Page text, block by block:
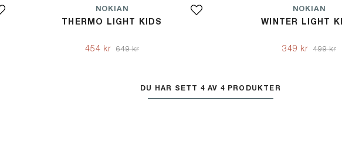
NOKIAN
THERMO LIGHT KIDS
454 kr 649 kr
NOKIAN
WINTER LIGHT
349 kr 499 kr
DU HAR SETT 4 AV 4 PRODUKTER